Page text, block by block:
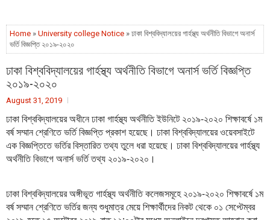
Home » University college Notice » ঢাকা বিশ্ববিদ্যালয়ের গার্হস্থ্য অর্থনীতি বিভাগে অনার্স
ভর্তি বিজ্ঞপ্তি ২০১৯-২০২০
ঢাকা বিশ্ববিদ্যালয়ের গার্হস্থ্য অর্থনীতি বিভাগে অনার্স ভর্তি বিজ্ঞপ্তি
২০১৯-২০২০
August 31, 2019
ঢাকা বিশ্ববিদ্যালয়ের অধীনে ঢাকা গার্হস্থ্য অর্থনীতি ইউনিটে ২০১৯-২০২০ শিক্ষাবর্ষে ১ম
বর্ষ সম্মান শ্রেণিতে ভর্তি বিজ্ঞপ্তি প্রকাশ হয়েছে। ঢাকা বিশ্ববিদ্যালয়ের ওয়েবসাইটে
এক বিজ্ঞপ্তিতে ভর্তির বিস্তারিত তথ্য তুলে ধরা হয়েছে। ঢাকা বিশ্ববিদ্যালয়ের গার্হস্থ্য
অর্থনীতি বিভাগে অনার্স ভর্তি তথ্য ২০১৯-২০২০।
ঢাকা বিশ্ববিদ্যালয়ের অঙ্গীভূত গার্হস্থ্য অর্থনীতি কলেজসমূহে ২০১৯-২০২০ শিক্ষাবর্ষে ১ম
বর্ষ সম্মান শ্রেণিতে ভর্তির জন্য শুধুমাত্র মেয়ে শিক্ষার্থীদের নিকট থেকে ০১ সেপ্টেম্বর